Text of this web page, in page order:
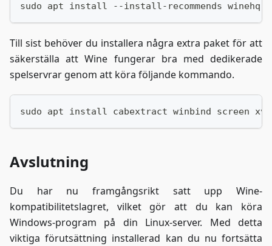
sudo apt install --install-recommends winehq-
Till sist behöver du installera några extra paket för att
säkerställa att Wine fungerar bra med dedikerade
spelservrar genom att köra följande kommando.
sudo apt install cabextract winbind screen
Avslutning
Du har nu framgångsrikt satt upp Wine-
kompatibilitetslagret, vilket gör att du kan köra
Windows-program på din Linux-server. Med detta
viktiga förutsättning installerad kan du nu fortsätta